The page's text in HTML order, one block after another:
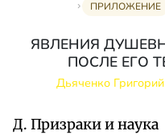
ПРИЛОЖЕНИЕ
ЯВЛЕНИЯ
ПОСЛЕ ЕГО
Дьяченко
Д. Призраки и наука